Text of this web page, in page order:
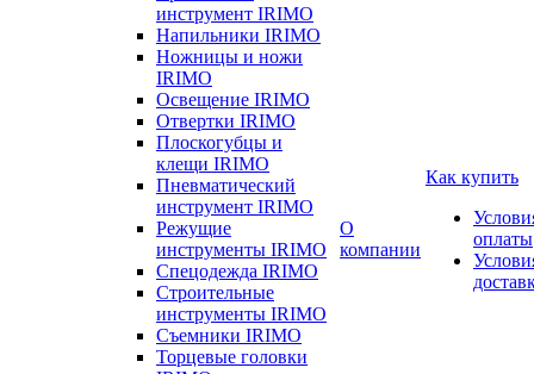
инструмент IRIMO
Напильники IRIMO
Ножницы и ножи
IRIMO
Освещение IRIMO
Отвертки IRIMO
Плоскогубцы и
клещи IRIMO
Пневматический
инструмент IRIMO
Режущие
инструменты IRIMO
Спецодежда IRIMO
Строительные
инструменты IRIMO
Съемники IRIMO
Торцевые головки
О
компании
Как купить
оплаты